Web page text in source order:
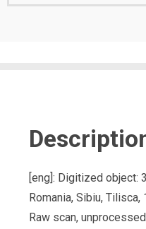
[eng]: Digitized object:
Romania, Sibiu,
Raw scan,